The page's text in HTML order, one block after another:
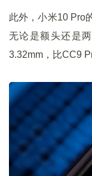
此外，小米10 Pro
无论是额头还是
3.32mm，比CC9